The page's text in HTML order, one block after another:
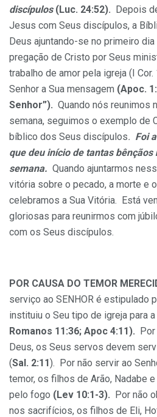
discípulos(Luc. 24:52). Depois
Jesus com Seus discípulos, a
Deus ajuntando-se no primeiro
pregação de Cristo por Seus
trabalho de amor pela igreja (I
Senhor a Sua mensagem (Apoc.
Senhor”). Quando nós reunimos
semana, seguimos o exemplo de
bíblico dos Seus discípulos. Foi
que deu início de tantas bênçãos
semana. Quando ajuntarmos
vitória sobre o pecado, a morte e
celebramos a Sua Vitória. Está
gloriosas para reunirmos com
com os Seus discípulos.
POR CAUSA DO TEMOR
serviço ao SENHOR é estipulado
instituiu o Seu tipo de igreja para
Romanos 11:36; Apoc 4:11).
Deus, os Seus servos devem
(Sal. 2:11). Por não servir ao
temor, os filhos de Arão, Nadabe
pelo fogo (Lev 10:1-3). Por não
nos sacrifícios, os filhos de Eli,